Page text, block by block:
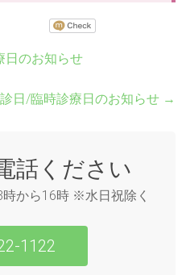
日のお知らせ
日/臨時診療日のお知らせ →
話ください
から16時 ※水日祝除く
1122